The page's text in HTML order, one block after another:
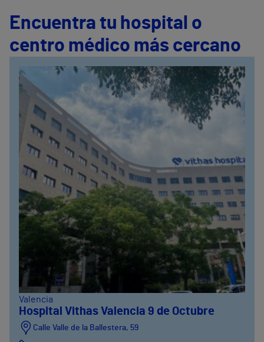
Encuentra tu hospital o
centro médico más cercano
Valencia
Hospital Vithas Valencia 9 de Octubre
Calle Valle de la Ballestera, 59